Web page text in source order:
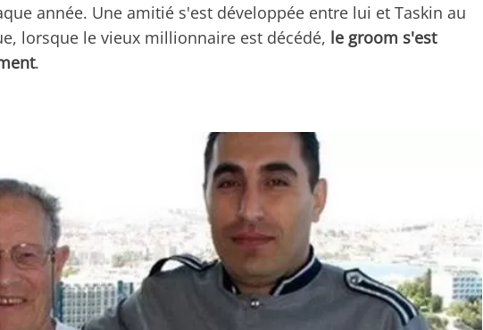
année. Une amitié s'est développée entre lui et Taskin au
lorsque le vieux millionnaire est décédé, le groom s'est
.